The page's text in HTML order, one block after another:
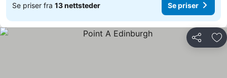
Se priser fra 13 nettsteder Se priser
Del